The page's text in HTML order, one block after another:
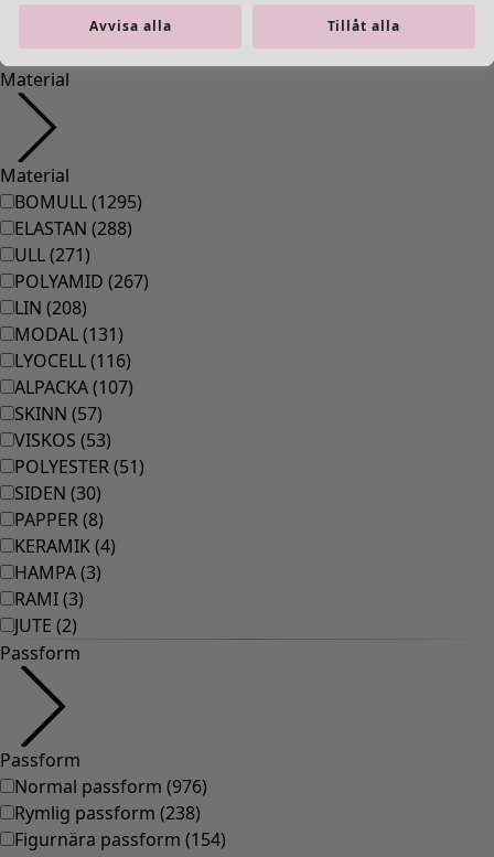
Inredning
Nyheter
All inredning
Gardiner
Kuddar & kuddfodral
Mattor
Frotté
Böcker
Tidigare favoriter
Rum
Badrum
Vardagsrum
Kök & matplats
Shoppa stilen
Klassisk och allmoge inredning
Avvisa alla Tillåt alla